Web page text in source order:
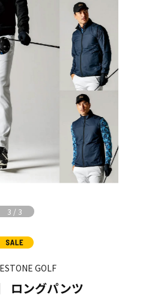
3 / 3
GOLF
ロングパンツ